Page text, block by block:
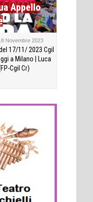
Appello
Novembre 2023
17/11/ 2023 Cgil
a Milano | Luca
Cgil Cr)